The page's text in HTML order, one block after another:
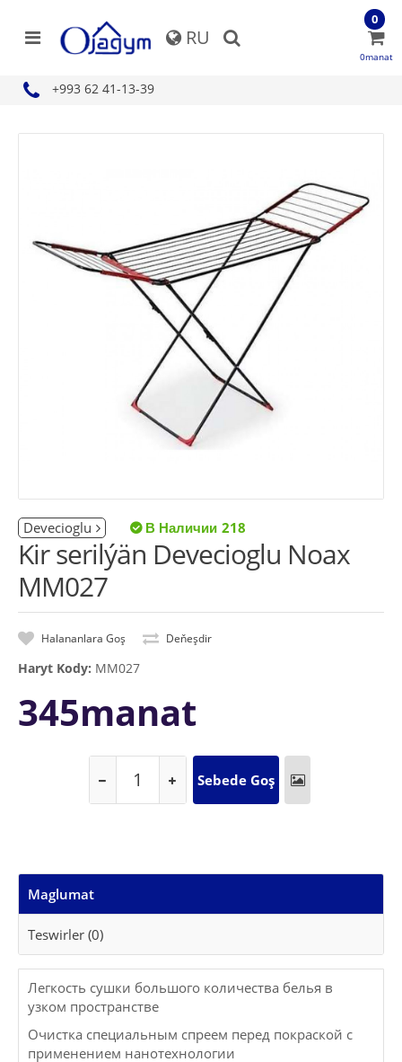
RU
+993 62 41-13-39
0
0manat
Devecioglu 218
Kir serilýän Devecioglu Noax
MM027
Halananlara Goş Deňeşdir
Haryt Kody: MM027
345manat
Maglumat
Teswirler (0)
Легкость сушки большого количества белья в
узком пространстве
Очистка специальным спреем перед покраской с
применением нанотехнологии